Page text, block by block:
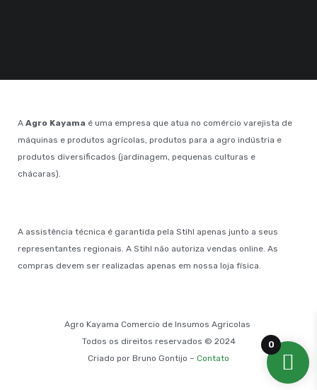
A Agro Kayama é uma empresa que atua no comércio varejista de
máquinas e produtos agrícolas, produtos para a agro indústria e
produtos diversificados (jardinagem, pequenas culturas e
chácaras).
A assistência técnica é garantida pela Stihl apenas junto a seus
representantes regionais. A Stihl não autoriza vendas online. As
compras devem ser realizadas apenas em nossa loja física.
Agro Kayama Comercio de Insumos Agricolas
Todos os direitos reservados © 2024
Criado por Bruno Gontijo – Contato
0